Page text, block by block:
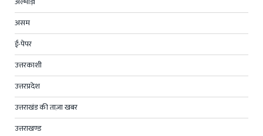
असम
ई-पेपर
उत्तरकाशी
उत्तरप्रदेश
उत्तराखंड की ताज़ा खबर
उत्तराखण्ड